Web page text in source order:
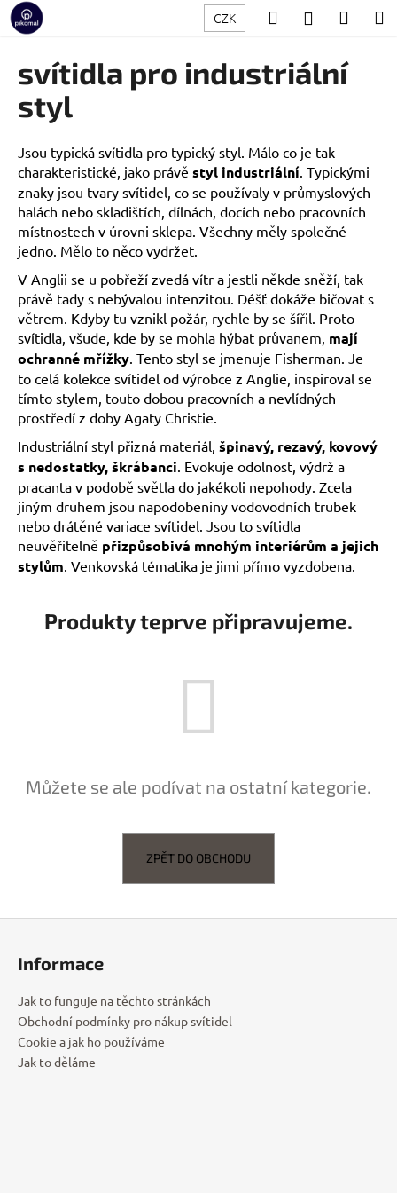
Přejít
na
obsah
CZK HledatPřihlášení
svítidla pro industriální
styl
Jsou typická svítidla pro typický styl. Málo co je tak
charakteristické, jako právě styl industriální . Typickými
znaky jsou tvary svítidel, co se používaly v průmyslových
halách nebo skladištích, dílnách, docích nebo pracovních
místnostech v úrovni sklepa. Všechny měly společné
jedno. Mělo to něco vydržet.
V Anglii se u pobřeží zvedá vítr a jestli někde sněží, tak
právě tady s nebývalou intenzitou. Déšť dokáže bičovat s
větrem. Kdyby tu vznikl požár, rychle by se šířil. Proto
svítidla, všude, kde by se mohla hýbat průvanem, mají
ochranné mřížky . Tento styl se jmenuje Fisherman. Je
to celá kolekce svítidel od výrobce z Anglie, inspiroval se
tímto stylem, touto dobou pracovních a nevlídných
prostředí z doby Agaty Christie.
Industriální styl přizná materiál, špinavý, rezavý, kovový
s nedostatky, škrábanci . Evokuje odolnost, výdrž a
pracanta v podobě světla do jakékoli nepohody. Zcela
jiným druhem jsou napodobeniny vodovodních trubek
nebo drátěné variace svítidel. Jsou to svítidla
neuvěřitelně přizpůsobivá mnohým interiérům a jejich
stylům . Venkovská tématika je jimi přímo vyzdobena.
Produkty teprve připravujeme.
Můžete se ale podívat na ostatní kategorie.
ZPĚT DO OBCHODU
K
o
C
o
p
o
t
ř
e
b
u
j
e
t
e
n
a
j
í
t
?
Informace
Jak to funguje na těchto stránkách
Obchodní podmínky pro nákup svítidel
Cookie a jak ho používáme
Jak to děláme